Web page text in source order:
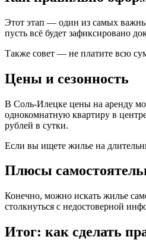
Этот этап — один из самых
пусть всё будет зафиксировано
Также совет — не платите всю
Цены и сезонность
В Соль-Илецке цены на аренду
однокомнатную квартиру в
рублей в сутки.
Если вы ищете жилье на
Плюсы
Конечно, можно искать жилье
столкнуться с недостоверной
Итог: как сделать